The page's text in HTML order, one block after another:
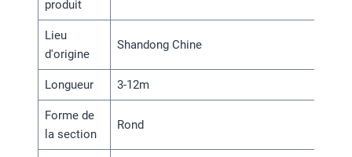
produit
Lieu
d'origine
Shandong Chine
Longueur 3-12m
Forme de
la section
Rond